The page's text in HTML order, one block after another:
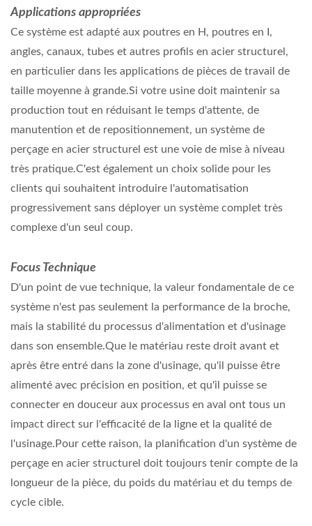
Applications appropriées
Ce système est adapté aux poutres en H, poutres en I,
angles, canaux, tubes et autres profils en acier structurel,
en particulier dans les applications de pièces de travail de
taille moyenne à grande.Si votre usine doit maintenir sa
production tout en réduisant le temps d'attente, de
manutention et de repositionnement, un système de
perçage en acier structurel est une voie de mise à niveau
très pratique.C'est également un choix solide pour les
clients qui souhaitent introduire l'automatisation
progressivement sans déployer un système complet très
complexe d'un seul coup.
Focus Technique
D'un point de vue technique, la valeur fondamentale de ce
système n'est pas seulement la performance de la broche,
mais la stabilité du processus d'alimentation et d'usinage
dans son ensemble.Que le matériau reste droit avant et
après être entré dans la zone d'usinage, qu'il puisse être
alimenté avec précision en position, et qu'il puisse se
connecter en douceur aux processus en aval ont tous un
impact direct sur l'efficacité de la ligne et la qualité de
l'usinage.Pour cette raison, la planification d'un système de
perçage en acier structurel doit toujours tenir compte de la
longueur de la pièce, du poids du matériau et du temps de
cycle cible.